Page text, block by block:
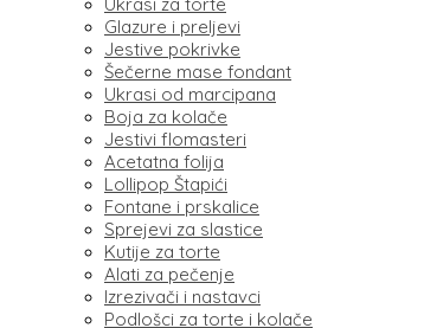
Glazure i preljevi
Jestive pokrivke
Šečerne mase fondant
Ukrasi od marcipana
Boja za kolače
Jestivi flomasteri
Acetatna folija
Lollipop Štapići
Fontane i prskalice
Sprejevi za slastice
Kutije za torte
Alati za pečenje
Izrezivači i nastavci
Podlošci za torte i kolače